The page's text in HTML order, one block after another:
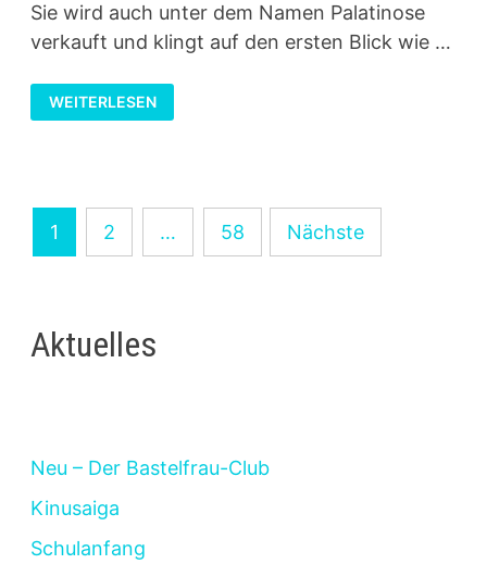
Sie wird auch unter dem Namen Palatinose
verkauft und klingt auf den ersten Blick wie …
ISOMALTULOSE
–
WAS
ICH
ES
IM
FERTIGZAUBER?
WEITERLESEN
Seitennummerierung
der
1 2 … 58 Nächste
Aktuelles
Neu – Der Bastelfrau-Club
Kinusaiga
Schulanfang